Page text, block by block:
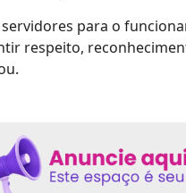
para o
respeito,